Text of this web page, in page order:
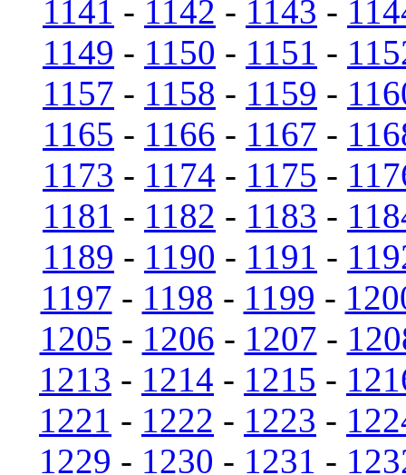
1141 - 1142 - 1143 -
1149 - 1150 - 1151 -
1157 - 1158 - 1159 -
1165 - 1166 - 1167 -
1173 - 1174 - 1175 -
1181 - 1182 - 1183 -
1189 - 1190 - 1191 -
1197 - 1198 - 1199 -
1205 - 1206 - 1207 -
1213 - 1214 - 1215 -
1221 - 1222 - 1223 -
1229 - 1230 - 1231 -